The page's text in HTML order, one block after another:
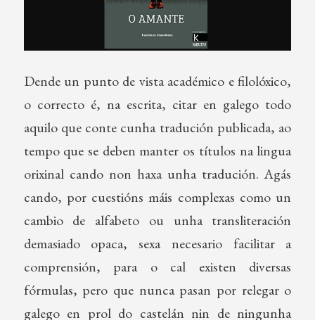
Dende un punto de vista académico e filolóxico,
o correcto é, na escrita, citar en galego todo
aquilo que conte cunha tradución publicada, ao
tempo que se deben manter os títulos na lingua
orixinal cando non haxa unha tradución. Agás
cando, por cuestións máis complexas como un
cambio de alfabeto ou unha transliteración
demasiado opaca, sexa necesario facilitar a
comprensión, para o cal existen diversas
fórmulas, pero que nunca pasan por relegar o
galego en prol do castelán nin de ningunha